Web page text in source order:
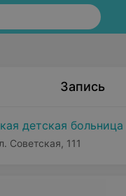
Запись
детская больница
Советская, 111